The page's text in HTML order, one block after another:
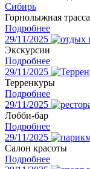
Горнолыжная трасса
Подробнее
29/11/2025
Экскурсии
Подробнее
29/11/2025
Терренкуры
Подробнее
29/11/2025
Лобби-бар
Подробнее
29/11/2025
Салон красоты
Подробнее